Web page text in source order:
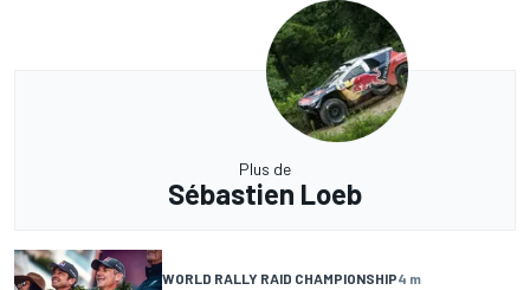
Plus de
Sébastien Loeb
WORLD RALLY RAID CHAMPIONSHIP4 m